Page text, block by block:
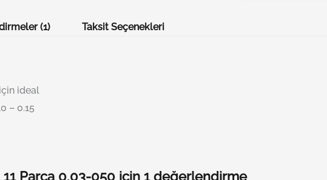
(1) Taksit Seçenekleri
ideal
– 0.15
11 Parça 0,03-050 için 1 değerlendirme